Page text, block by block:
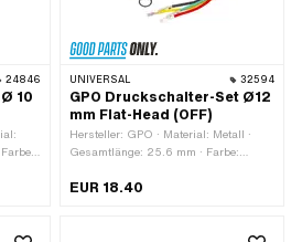
24846
10
UNIVERSAL 32594
GPO Druckschalter-Set Ø12
mm Flat-Head (OFF)
Hersteller: GPO · Material: Metall ·
Gesamtlänge: 25.6 mm · Farbe:
Anzahl Kabel: 4 Stk. · Ø
EUR 18.40